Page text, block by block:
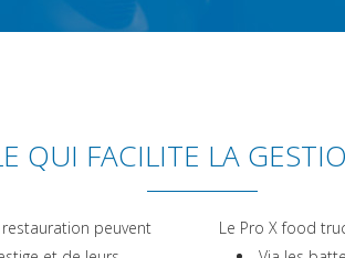
QUI FACILITE LA
peuvent
Le Pro X food